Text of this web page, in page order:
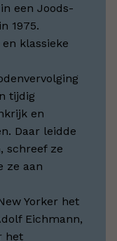
een Joods-
1975.
klassieke
tijdig
en
Daar leidde
schreef ze
ze aan
Yorker het
Eichmann,
het